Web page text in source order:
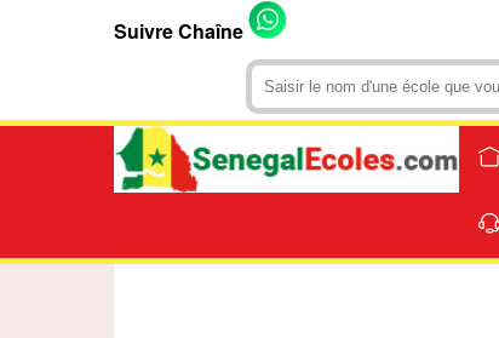
Suivre Chaîne